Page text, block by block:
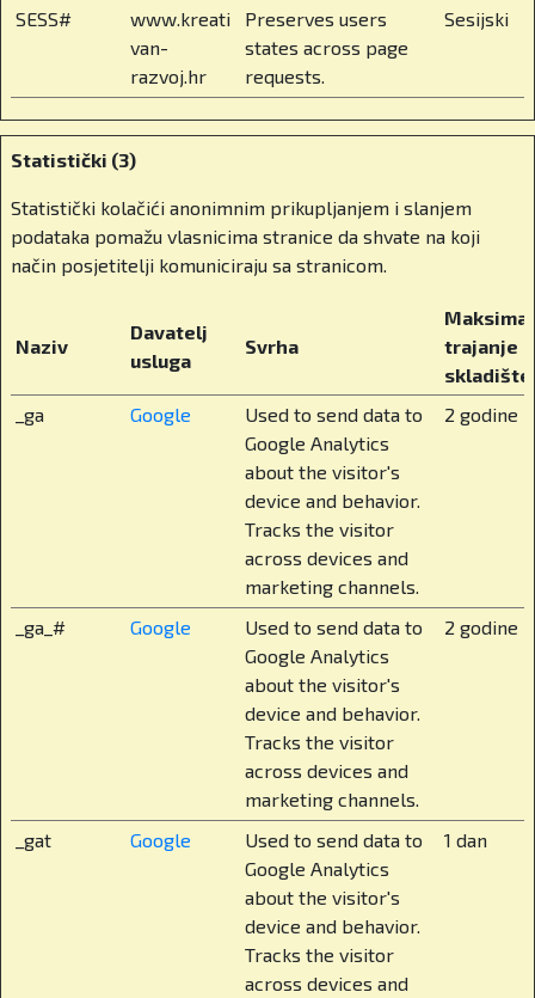
Dobivaju međunarodno obrazovanje bez odlaska
od doma, bez odlaska u inozemstvo.
Koji su još elementi školskog života značajni
za vaše učenike? Kako izgleda svakodnevica
učenika u BISZ-u? Govorimo o školi u kojoj
svijeta.
Točno. Imamo jako multikulturalno okruženje, a
održava na engleskom, ali niži razredi uključuju i
hrvatski jezik kako bismo očuvali lokalnu
povezanost. Internat je dostupan starijim
učenicima i nudi potpunu brigu, od mentorstva,
prehrane do izvannastavnih aktivnosti. To
uključuje razne sportove, glazbu, likovne
radionice, kritičko mišljenje, građanski odgoj, koji
je kod nas već standard u višim razredima, dok se
o njemu u javnim školama još uvijek lome koplja.
Sigurnost je roditeljima često najvažnija
tema. Kako je riješena kod vas?
Imamo zatvoreni kampus na 25.000 m² s 82
sigurnosne kamere koje pokrivaju svaki zaštitni
perimetar, 24/7 osiguranjem i kontroliranim
pristupom. Čak i roditelji dolaze po dogovoru,
odnosno moraju se najaviti. Djeca su potpuno u
sigurnom i nadziranom okruženju. Ali sigurnost
za nas nije samo fizička, zaključana vrata i
protokoli, ona znači i emocionalnu podršku, jasno
definirana pravila, stručno osoblje i otvorenu
SESS#
www.kreati
van-
razvoj.hr
Preserves users
states across page
requests.
Sesijski
Statistički (3)
Statistički kolačići anonimnim prikupljanjem i slanjem
podataka pomažu vlasnicima stranice da shvate na koji
način posjetitelji komuniciraju sa stranicom.
Naziv
Davatelj
usluga
Svrha
trajanje
_ga
Google
Used to send data to
Google Analytics
about the visitor's
device and behavior.
Tracks the visitor
across devices and
marketing channels.
2 godine
_ga_# Google
Used to send data to
Google Analytics
about the visitor's
device and behavior.
Tracks the visitor
across devices and
marketing channels.
2 godine
_gat Google
Used to send data to
Google Analytics
about the visitor's
device and behavior.
Tracks the visitor
across devices and
1 dan